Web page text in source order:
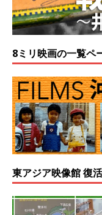
8ミリ映画の一覧ペ
東アジア映像館 復活